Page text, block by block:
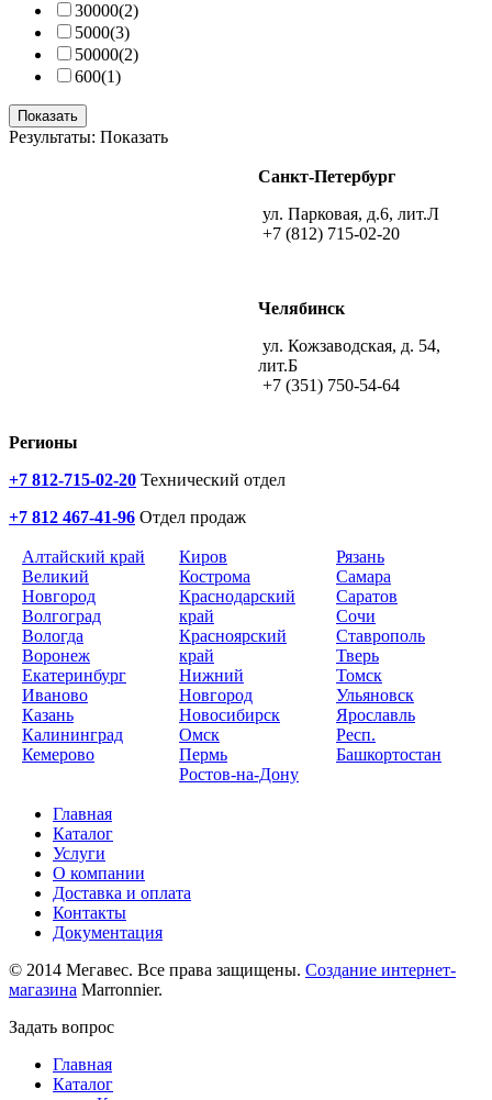
30000(2)
5000(3)
50000(2)
600(1)
Показать
Результаты: Показать
Санкт-Петербург
ул. Парковая, д.6, лит.Л
+7 (812) 715-02-20
Челябинск
ул. Кожзаводская, д. 54,
лит.Б
+7 (351) 750-54-64
Регионы
+7 812-715-02-20 Технический отдел
+7 812 467-41-96 Отдел продаж
Алтайский край
Великий
Новгород
Волгоград
Вологда
Воронеж
Екатеринбург
Иваново
Казань
Калининград
Кемерово
Киров
Кострома
Краснодарский
край
Красноярский
край
Нижний
Новгород
Новосибирск
Омск
Пермь
Ростов-на-Дону
Рязань
Самара
Саратов
Сочи
Ставрополь
Тверь
Томск
Ульяновск
Ярославль
Респ.
Башкортостан
Главная
Каталог
Услуги
О компании
Доставка и оплата
Контакты
Документация
© 2014 Мегавес. Все права защищены. Создание интернет-
магазина Marronnier.
Задать вопрос
Главная
Каталог